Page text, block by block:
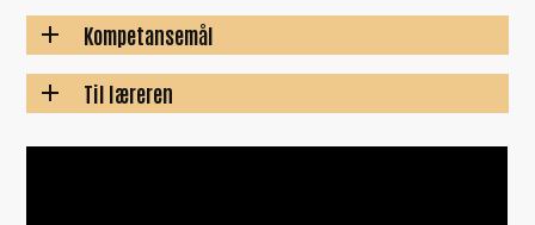
Kompetansemål
Til læreren